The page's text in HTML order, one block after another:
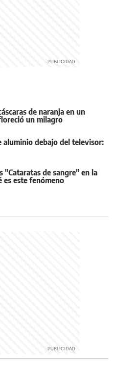
de naranja en un
un milagro
aluminio debajo del televisor:
"Cataratas de sangre" en la
es este fenómeno